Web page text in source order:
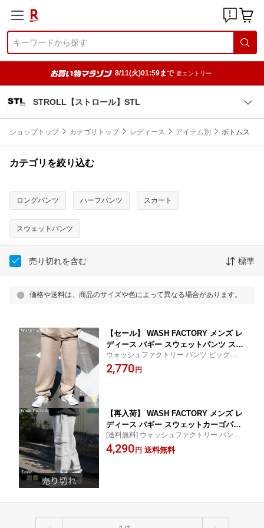
8/11(火)01:59まで 要エントリー
STROLL【ストロール】STL
ショップトップ カテゴリトップ レディース アイテム別 ボトムス
カテゴリを絞り込む
ロングパンツ ハーフパンツ スカート
スウェットパンツ
売り切れを含む 標準
価格や送料は、商品のサイズや色によって異なる場合があります。
【セール】 WASH FACTORY メンズ レ
ディース バギー スウェットパンツ スウ
ェット 裏起毛 ユニセックス 無地 黒 グ
レー グレージュ 極太 M〜3XL 大きいサ
ウォッシュファクトリー パンツ ビッグシル
エット ワイドシルエット 古着ミックス ス
ポーツ ジョギング 部活 運動
2,770 円
【再入荷】 WASH FACTORY メンズ レ
ディース バギー スウェットカーゴパン
ツ スウェット 裏起毛 ユニセックス 無
地 黒 グレー 極太 M〜3XL 大きいサイ
[送料無料] ウォッシュファクトリー パンツ
カーゴポケット付き ビッグシルエット ワイ
ドシルエット 古着ミックス スポーツ ジョ
4,290 円 送料無料